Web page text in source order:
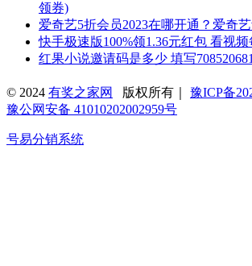
领券)
爱奇艺5折会员2023在哪开通？爱奇
快手极速版100%领1.36元红包 看视
红果小说邀请码是多少 填写
© 2024 有奖之家网 版权所有｜ 豫ICP备
豫公网安备 41010202002959号
号易分销系统